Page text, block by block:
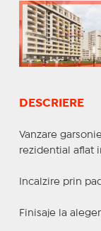
DESCRIERE
Vanzare
rezidential aflat
Incalzire prin
Finisaje la